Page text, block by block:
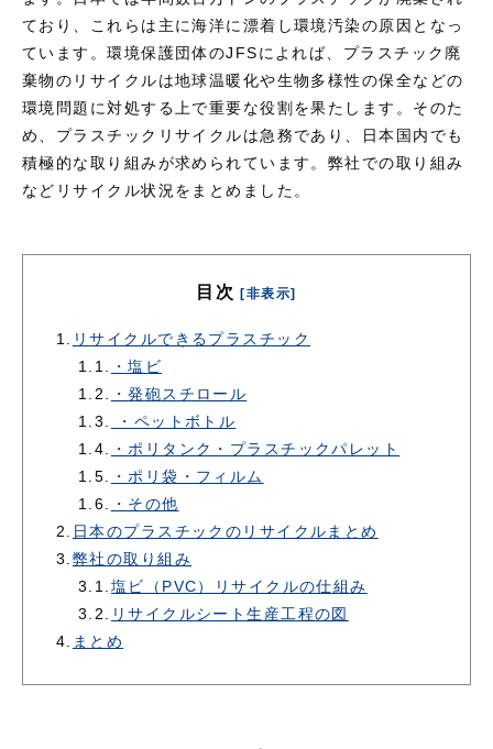
ており、これらは主に海洋に漂着し環境汚染の原因となっ
ています。環境保護団体のJFSによれば、プラスチック廃
棄物のリサイクルは地球温暖化や生物多様性の保全などの
環境問題に対処する上で重要な役割を果たします。そのた
め、プラスチックリサイクルは急務であり、日本国内でも
積極的な取り組みが求められています。弊社での取り組み
などリサイクル状況をまとめました。
目次 [非表示]
1.
リサイクルできるプラスチック
1.1.
・塩ビ
1.2.
・発砲スチロール
1.3.
・ペットボトル
1.4.
・ポリタンク・プラスチックパレット
1.5.
・ポリ袋・フィルム
1.6.
・その他
2.
日本のプラスチックのリサイクルまとめ
3. 弊社の取り組み
3.1. 塩ビ（PVC）リサイクルの仕組み
3.2.
リサイクルシート生産工程の図
4.
まとめ